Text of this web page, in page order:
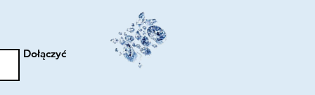
Dołączyć